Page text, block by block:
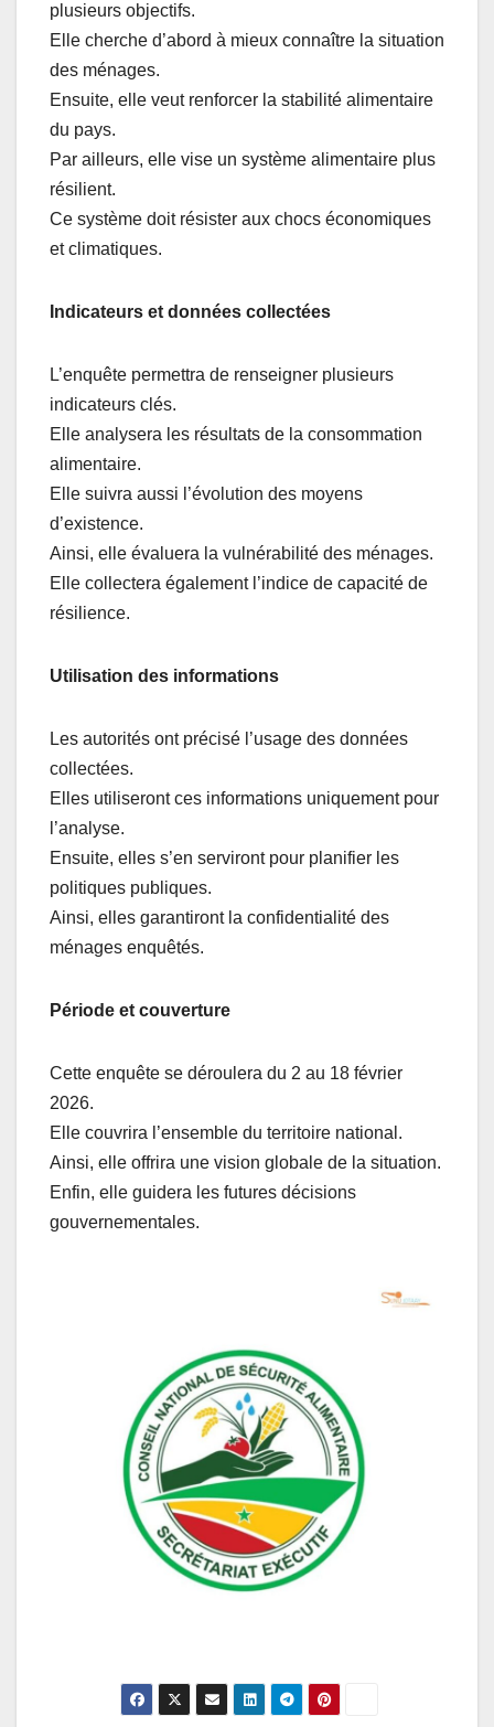
plusieurs objectifs.
Elle cherche d’abord à mieux connaître la situation
des ménages.
Ensuite, elle veut renforcer la stabilité alimentaire
du pays.
Par ailleurs, elle vise un système alimentaire plus
résilient.
Ce système doit résister aux chocs économiques
et climatiques.
Indicateurs et données collectées
L’enquête permettra de renseigner plusieurs
indicateurs clés.
Elle analysera les résultats de la consommation
alimentaire.
Elle suivra aussi l’évolution des moyens
d’existence.
Ainsi, elle évaluera la vulnérabilité des ménages.
Elle collectera également l’indice de capacité de
résilience.
Utilisation des informations
Les autorités ont précisé l’usage des données
collectées.
Elles utiliseront ces informations uniquement pour
l’analyse.
Ensuite, elles s’en serviront pour planifier les
politiques publiques.
Ainsi, elles garantiront la confidentialité des
ménages enquêtés.
Période et couverture
Cette enquête se déroulera du 2 au 18 février
2026.
Elle couvrira l’ensemble du territoire national.
Ainsi, elle offrira une vision globale de la situation.
Enfin, elle guidera les futures décisions
gouvernementales.